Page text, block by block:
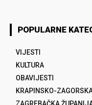
POPULARNE
VIJESTI
KULTURA
OBAVIJESTI
KRAPINSKO-
ZAGREBAČKA